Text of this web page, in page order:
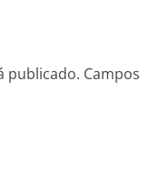
publicado. Campos